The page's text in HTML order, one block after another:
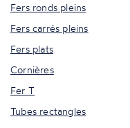
Fers ronds pleins
Fers carrés pleins
Fers plats
Cornières
Fer T
Tubes rectangles